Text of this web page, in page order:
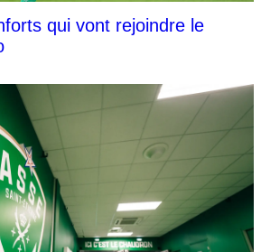
qui vont rejoindre le